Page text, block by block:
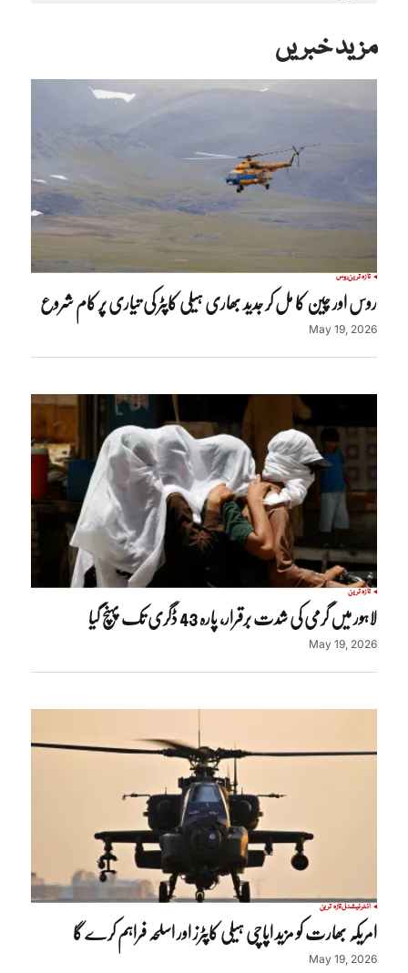
مزید خبریں
تازہ ترینروس
روس اور چین کا مل کر جدید بھاری ہیلی کاپٹر کی تیاری پر کام شروع
May 19, 2026
تازہ ترین
لاہور میں گرمی کی شدت برقرار، پارہ 43 ڈگری تک پہنچ گیا
May 19, 2026
انٹرنیشنلتازہ ترین
امریکہ بھارت کو مزید اپاچی ہیلی کاپٹرز اور اسلحہ فراہم کرے گا
May 19, 2026